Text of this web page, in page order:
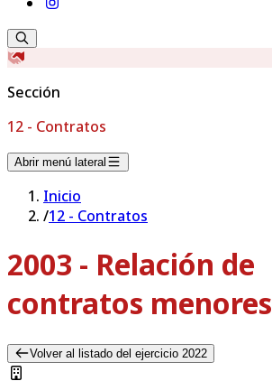
Sección
12 - Contratos
Abrir menú lateral
Inicio
/12 - Contratos
2003 - Relación de
contratos menores
Volver al listado del ejercicio 2022